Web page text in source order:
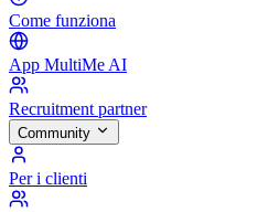
Come funziona
App MultiMe AI
Recruitment partner
Community
Per i clienti